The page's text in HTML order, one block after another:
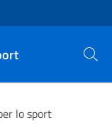
Cerca
lo sport